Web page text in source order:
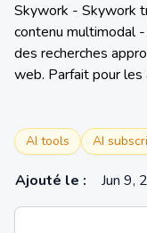
Skywork - Skywork
contenu multimodal
des recherches
web. Parfait pour
Skywork le réalise.
AI tools AI
Ajouté le : Jun 9,